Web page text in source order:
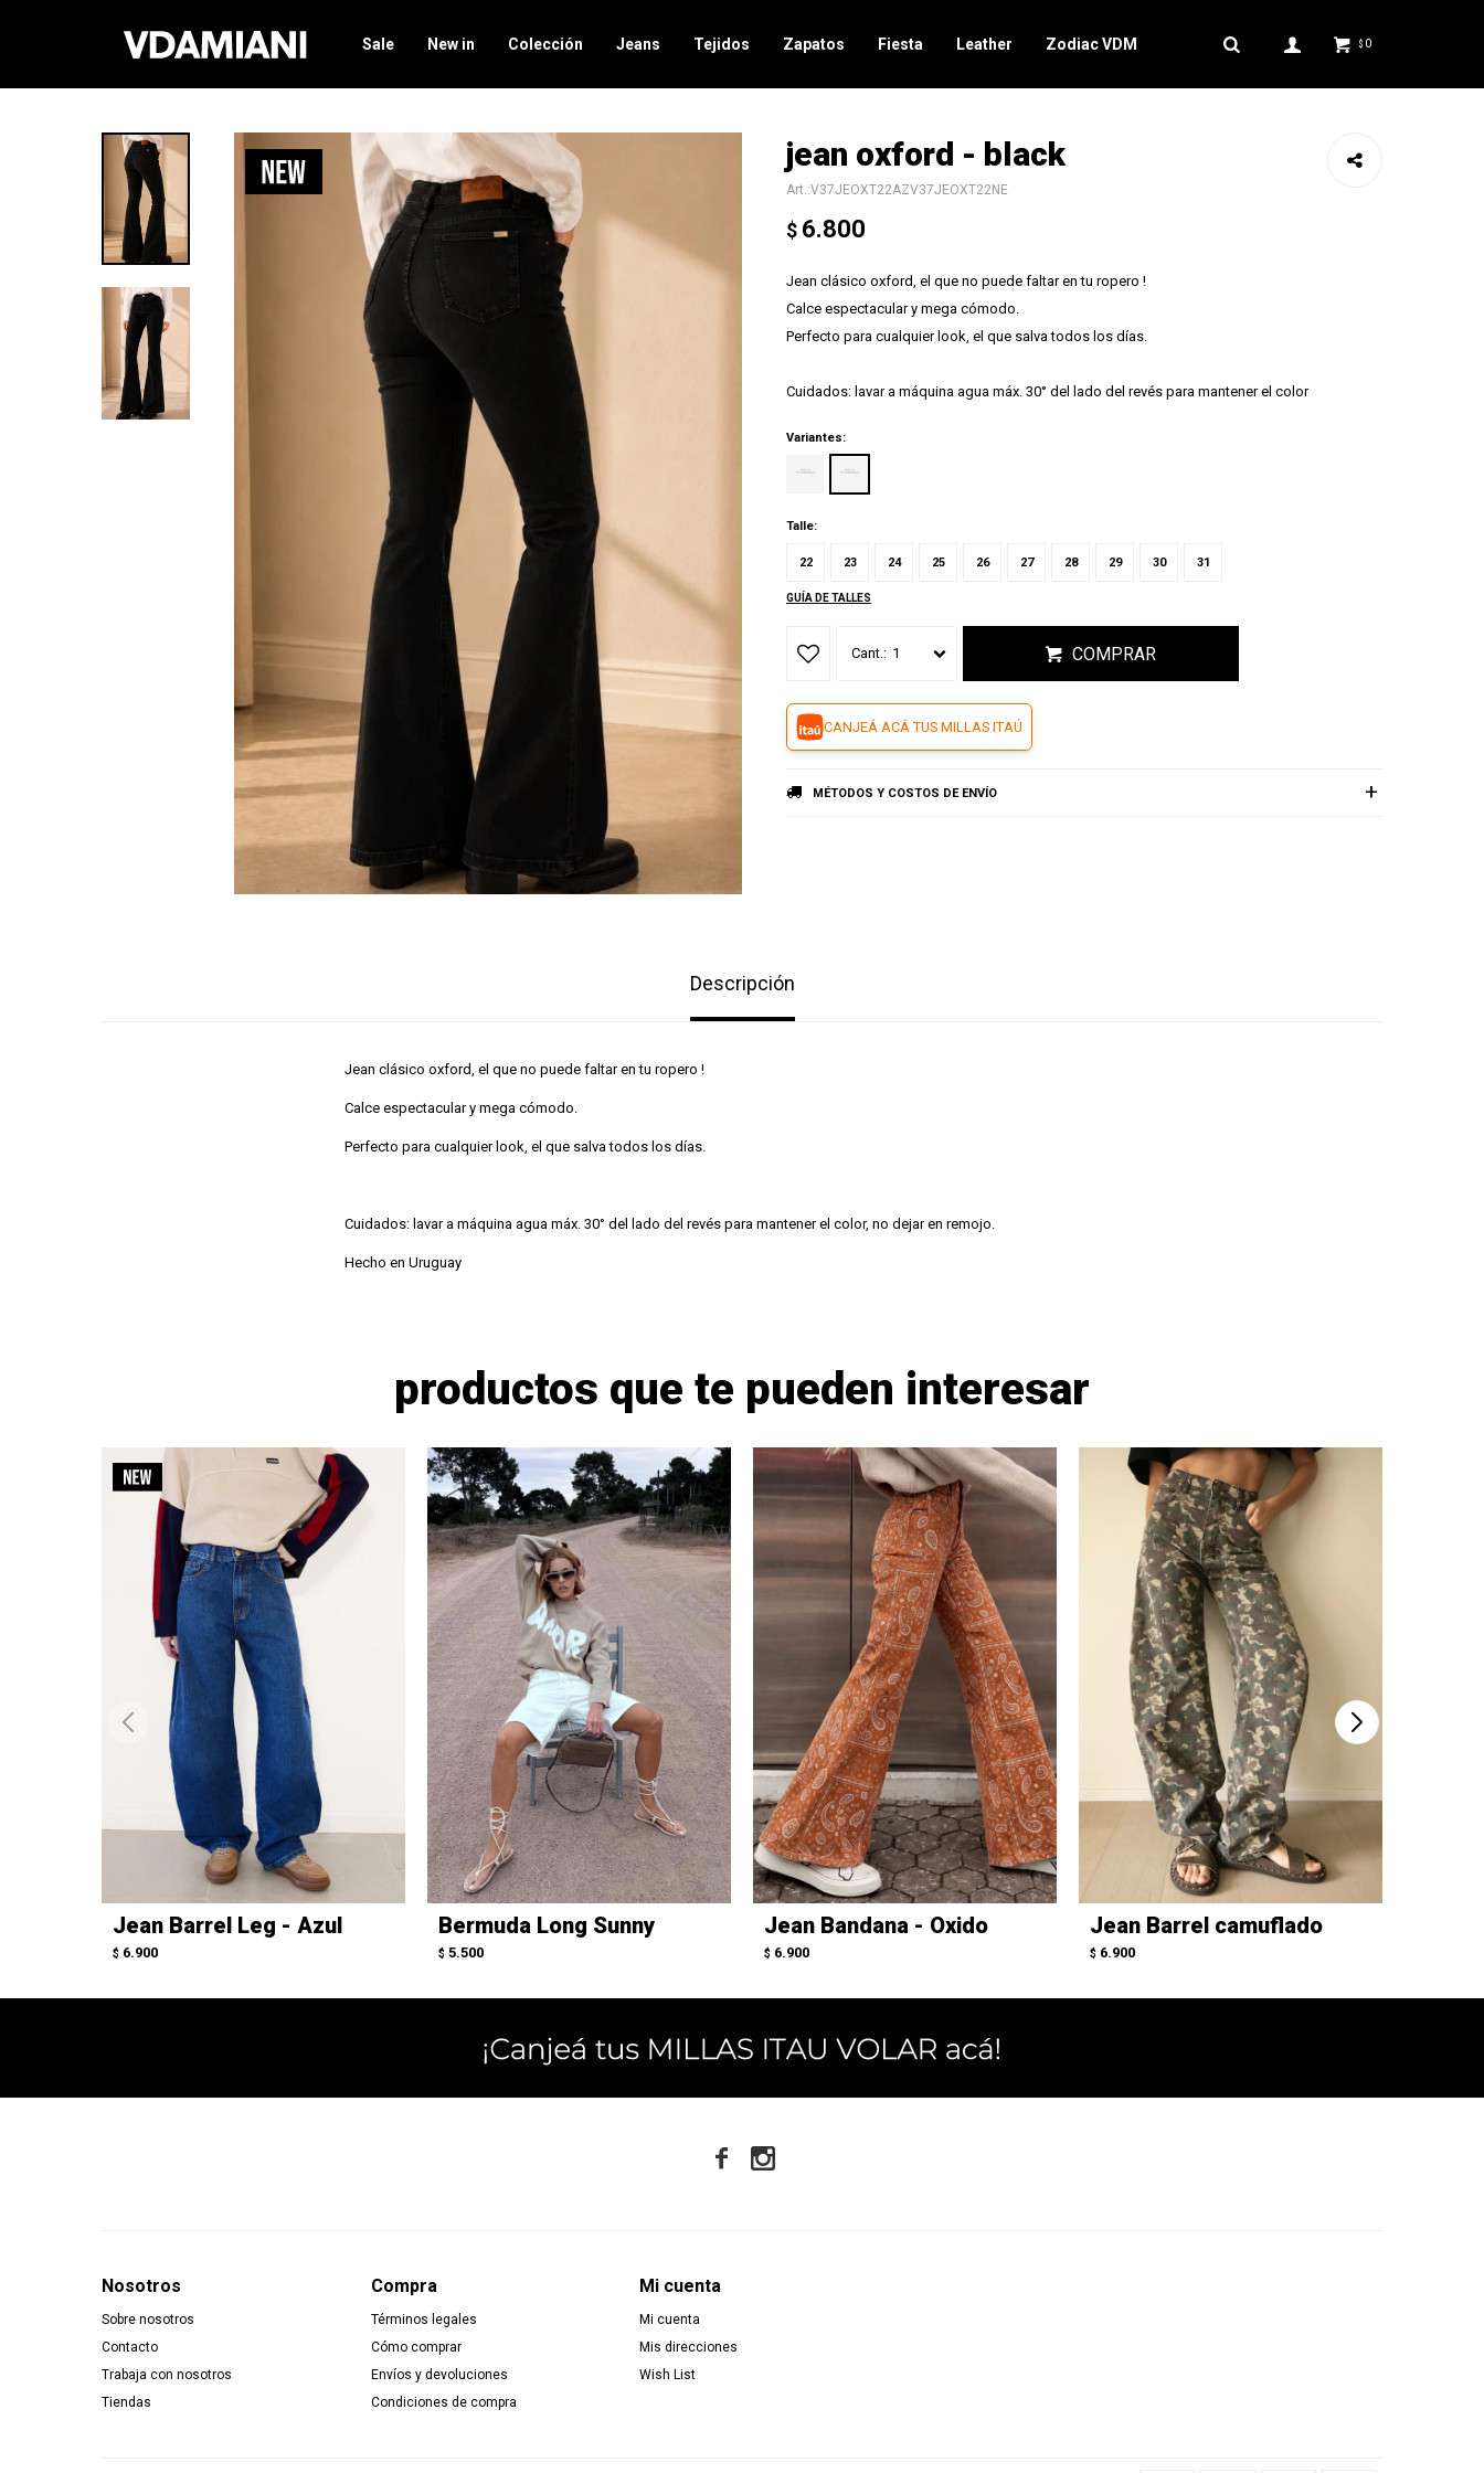
Sale New in Colección Jeans Tejidos Zapatos Fiesta Leather Zodiac VDM $ 0
jean oxford - black
V37JEOXT22AZV37JEOXT22NE
$ 6.800
Jean clásico oxford, el que no puede faltar en tu ropero !
Calce espectacular y mega cómodo.
Perfecto para cualquier look, el que salva todos los días.
Cuidados: lavar a máquina agua máx. 30° del lado del revés para mantener el color
Variantes:
Talle:
22 23 24 25 26 27 28 29 30 31
GUÍA DE TALLES
1 COMPRAR
CANJEÁ ACÁ TUS MILLAS ITAÚ
MÉTODOS Y COSTOS DE ENVÍO
Descripción
Jean clásico oxford, el que no puede faltar en tu ropero !
Calce espectacular y mega cómodo.
Perfecto para cualquier look, el que salva todos los días.
Cuidados: lavar a máquina agua máx. 30° del lado del revés para mantener el color, no dejar en remojo.
Hecho en Uruguay
productos que te pueden interesar
Jean Barrel Leg - Azul
$ 6.900
Bermuda Long Sunny
$ 5.500
Jean Bandana - Oxido
$ 6.900
Jean Barrel camuflado
$ 6.900
Nosotros
Sobre nosotros
Contacto
Trabaja con nosotros
Tiendas
Compra
Términos legales
Cómo comprar
Envíos y devoluciones
Condiciones de compra
Mi cuenta
Mi cuenta
Mis direcciones
Wish List
 